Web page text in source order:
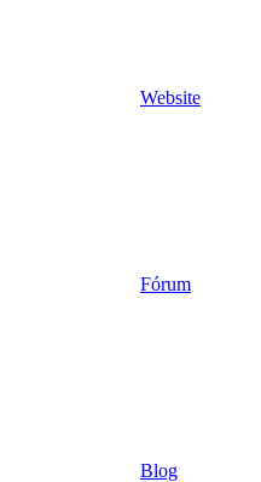
Website
Fórum
Blog